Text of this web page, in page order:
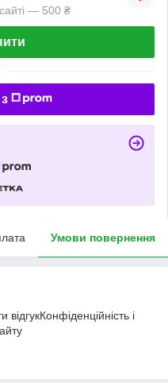
— 500 ₴
Умови повернення
і